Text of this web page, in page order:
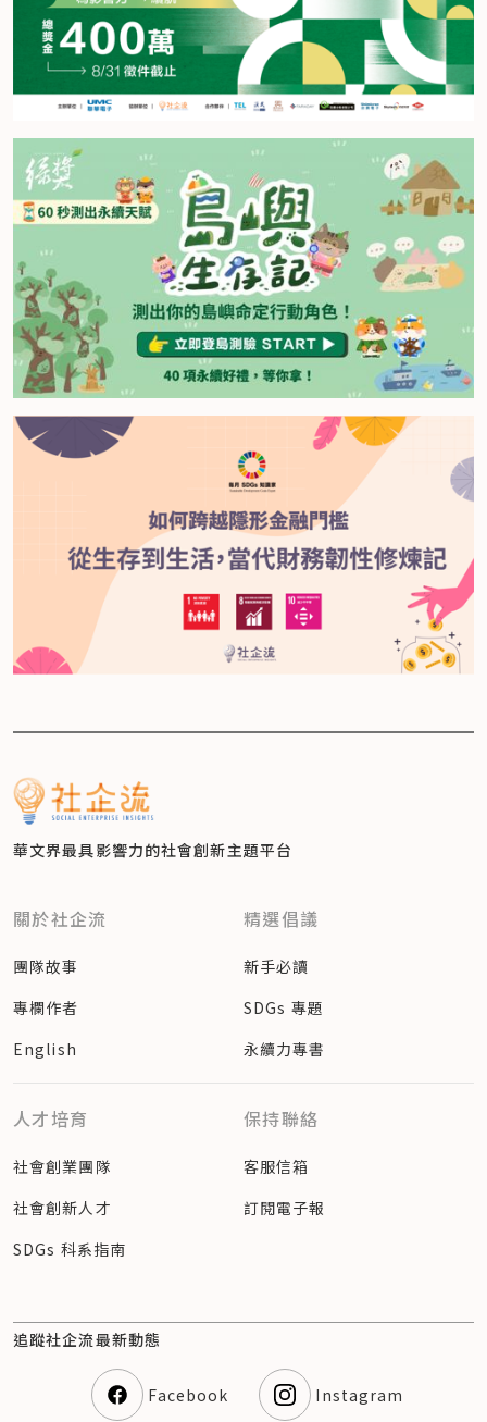
華文界最具影響力的社會創新主題平台
關於社企流
團隊故事
專欄作者
English
精選倡議
新手必讀
SDGs 專題
永續力專書
人才培育
社會創業團隊
社會創新人才
SDGs 科系指南
保持聯絡
客服信箱
訂閱電子報
追蹤社企流最新動態
Facebook Instagram